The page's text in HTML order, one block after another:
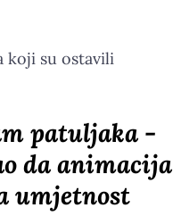
koji su ostavili
patuljaka -
da animacija
umjetnost